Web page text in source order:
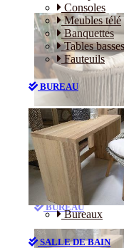
Consoles
Meubles télé
Banquettes
Tables basses
Fauteuils
BUREAU
Bureaux
SALLE DE BAIN
Canapés
Consoles
Meubles
Banquettes
Tables
Fauteuils
BUREAU